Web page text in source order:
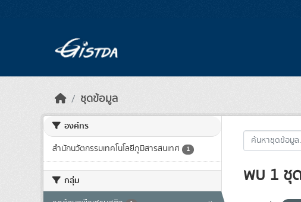
ชุดข้อมูล
องค์กร
สำนักนวัตกรรมเทคโนโลยีภูมิสารสนเทศ 1
กลุ่ม พบ 1 ชุ